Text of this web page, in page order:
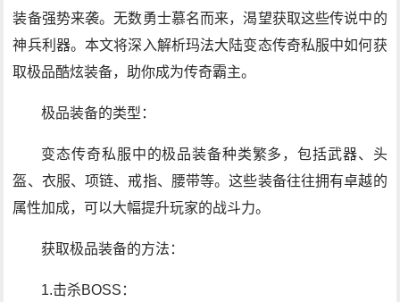
装备强势来袭。无数勇士慕名而来，渴望获取这些传说中的
神兵利器。本文将深入解析玛法大陆变态传奇私服中如何获
取极品酷炫装备，助你成为传奇霸主。
极品装备的类型：
变态传奇私服中的极品装备种类繁多，包括武器、头
盔、衣服、项链、戒指、腰带等。这些装备往往拥有卓越的
属性加成，可以大幅提升玩家的战斗力。
获取极品装备的方法：
1.击杀BOSS：